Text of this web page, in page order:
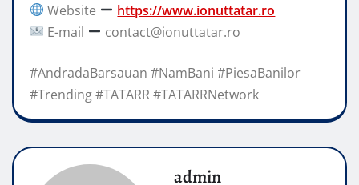
Website
https://www.ionuttatar.ro
E-mail
contact@ionuttatar.ro
#AndradaBarsauan #NamBani #PiesaBanilor
#Trending #TATARR #TATARRNetwork
admin